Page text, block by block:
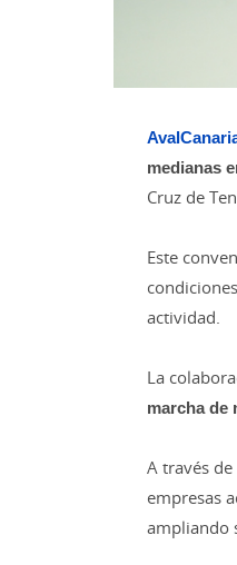
medianas
Cruz de
Este
actividad.
La
marcha de
A través
empresas
ampliando